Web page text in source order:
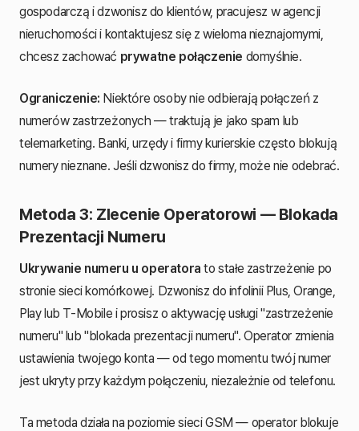
gospodarczą i dzwonisz do klientów, pracujesz w agencji
nieruchomości i kontaktujesz się z wieloma nieznajomymi,
chcesz zachować prywatne połączenie domyślnie.
Ograniczenie: Niektóre osoby nie odbierają połączeń z
numerów zastrzeżonych — traktują je jako spam lub
telemarketing. Banki, urzędy i firmy kurierskie często blokują
numery nieznane. Jeśli dzwonisz do firmy, może nie odebrać.
Metoda 3: Zlecenie Operatorowi — Blokada
Prezentacji Numeru
Ukrywanie numeru u operatora to stałe zastrzeżenie po
stronie sieci komórkowej. Dzwonisz do infolinii Plus, Orange,
Play lub T-Mobile i prosisz o aktywację usługi "zastrzeżenie
numeru" lub "blokada prezentacji numeru". Operator zmienia
ustawienia twojego konta — od tego momentu twój numer
jest ukryty przy każdym połączeniu, niezależnie od telefonu.
Ta metoda działa na poziomie sieci GSM — operator blokuje